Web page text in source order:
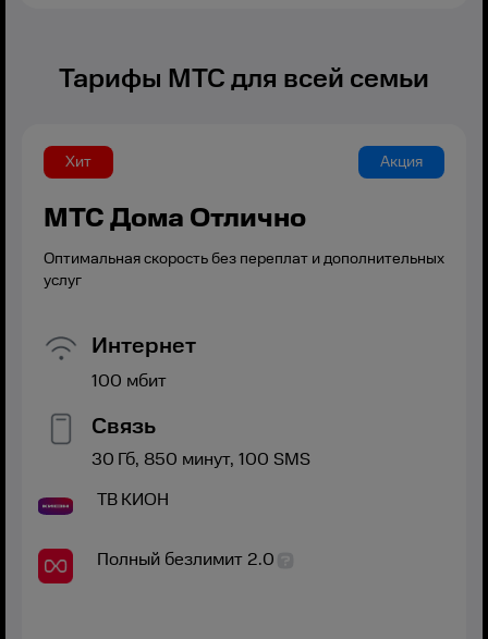
Тарифы МТС для всей семьи
Хит Акция
МТС Дома Отлично
Оптимальная скорость без переплат и дополнительных
услуг
Интернет
100 мбит
Связь
30 Гб, 850 минут, 100 SMS
ТВКИОН
Полный безлимит 2.0